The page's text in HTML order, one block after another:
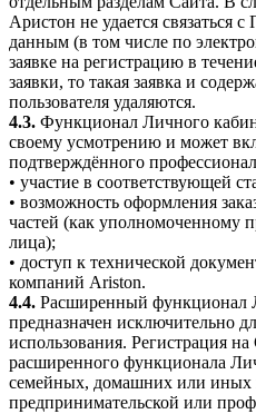
Аристон не удается связаться
данным (в том числе по
заявке на регистрацию в
заявки, то такая заявка и
пользователя удаляются.
4.3. Функционал Личного
своему усмотрению и может
подтверждённого
• участие в соответствующей
• возможность оформления
частей (как уполномоченному
лица);
• доступ к технической
компаний Ariston.
4.4. Расширенный функционал
предназначен исключительно
использования. Регистрация
расширенного функционала
семейных, домашних или иных
предпринимательской или